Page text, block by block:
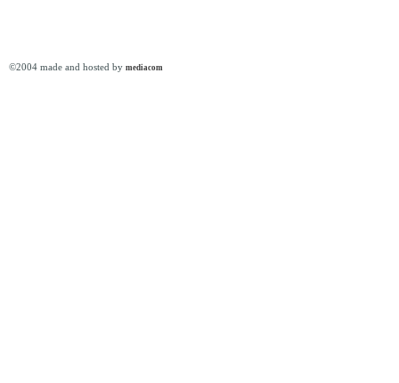
©2004 made and hosted by mediacom